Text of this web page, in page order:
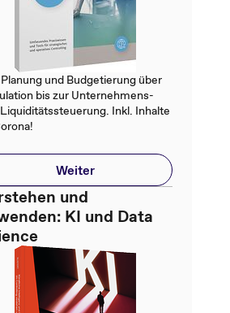
und Budgetierung über
bis zur Unternehmens-
Inkl. Inhalte
Weiter
und
KI und Data